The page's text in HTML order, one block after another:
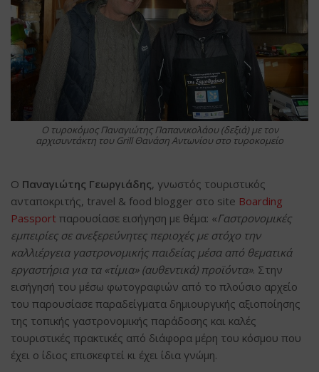
Ο τυροκόμος Παναγιώτης Παπανικολάου (δεξιά) με τον
αρχισυντάκτη του Grill Θανάση Αντωνίου στο τυροκομείο
Ο Παναγιώτης Γεωργιάδης, γνωστός τουριστικός
ανταποκριτής, travel & food blogger στο site Boarding
Passport παρουσίασε εισήγηση με θέμα: «Γαστρονομικές
εμπειρίες σε ανεξερεύνητες περιοχές με στόχο την
καλλιέργεια γαστρονομικής παιδείας μέσα από θεματικά
εργαστήρια για τα «τίμια» (αυθεντικά) προϊόντα». Στην
εισήγησή του μέσω φωτογραφιών από το πλούσιο αρχείο
του παρουσίασε παραδείγματα δημιουργικής αξιοποίησης
της τοπικής γαστρονομικής παράδοσης και καλές
τουριστικές πρακτικές από διάφορα μέρη του κόσμου που
έχει ο ίδιος επισκεφτεί κι έχει ίδια γνώμη.